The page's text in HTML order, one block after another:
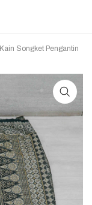
Kain Songket Pengantin